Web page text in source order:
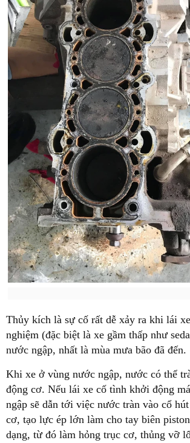
Thủy kích là sự cố rất dễ xảy ra khi lái
nghiệm (đặc biệt là xe gầm thấp như
nước ngập, nhất là mùa mưa bão đã đến.
Khi xe ở vùng nước ngập, nước có thể
động cơ. Nếu lái xe cố tình khởi động
ngập sẽ dẫn tới việc nước tràn vào cổ
cơ, tạo lực ép lớn làm cho tay biên
dạng, từ đó làm hỏng trục cơ, thủng vỡ